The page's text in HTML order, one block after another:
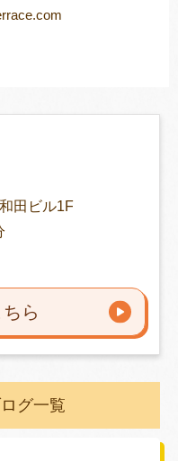
田ビル1F
ら
グ一覧